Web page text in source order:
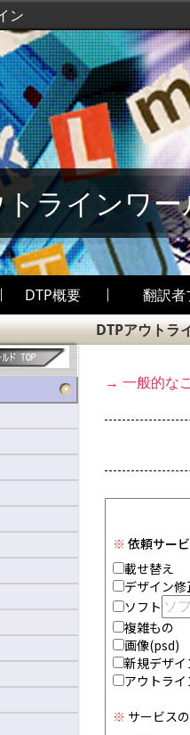
ン
トラインワ
DTP概要 翻訳者
DTPアウトラ
→ 一般的な